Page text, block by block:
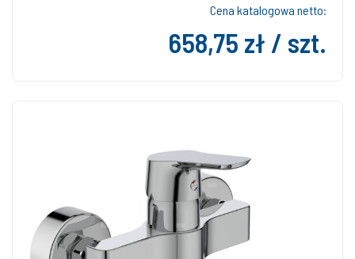
Cena katalogowa netto:
658,75 zł / szt.